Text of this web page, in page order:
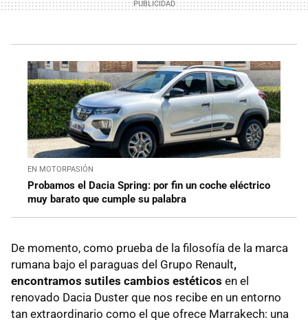
EN MOTORPASIÓN
Probamos el Dacia Spring: por fin un coche eléctrico
muy barato que cumple su palabra
De momento, como prueba de la filosofía de la marca
rumana bajo el paraguas del Grupo Renault,
encontramos sutiles cambios estéticos en el
renovado Dacia Duster que nos recibe en un entorno
tan extraordinario como el que ofrece Marrakech: una